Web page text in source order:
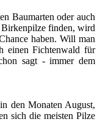
Baumarten oder auch
finden, wird
haben. Will man
einen Fichtenwald für
sagt - immer dem
den Monaten August,
sich die meisten Pilze